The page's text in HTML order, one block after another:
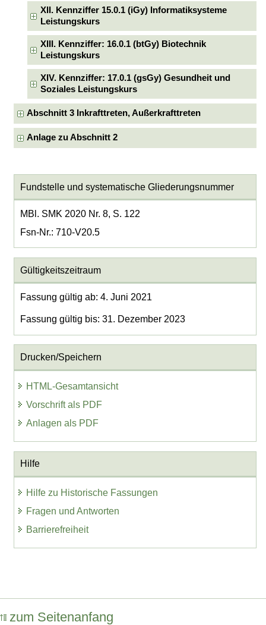
XII. Kennziffer 15.0.1 (iGy) Informatiksysteme
Leistungskurs
XIII. Kennziffer: 16.0.1 (btGy) Biotechnik
Leistungskurs
XIV. Kennziffer: 17.0.1 (gsGy) Gesundheit und
Soziales Leistungskurs
Abschnitt 3 Inkrafttreten, Außerkrafttreten
Anlage zu Abschnitt 2
Fundstelle und systematische Gliederungsnummer
MBl. SMK 2020 Nr. 8, S. 122
Fsn-Nr.: 710-V20.5
Gültigkeitszeitraum
Fassung gültig ab: 4. Juni 2021
Fassung gültig bis: 31. Dezember 2023
Drucken/Speichern
HTML-Gesamtansicht
Vorschrift als PDF
Anlagen als PDF
Hilfe
Hilfe zu Historische Fassungen
Fragen und Antworten
Barrierefreiheit
zum Seitenanfang